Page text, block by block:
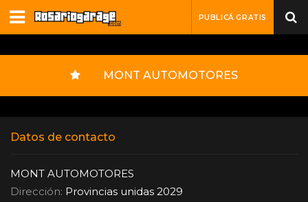
PUBLICÁ GRATIS
MONT AUTOMOTORES
Datos de contacto
MONT AUTOMOTORES
Dirección: Provincias unidas 2029